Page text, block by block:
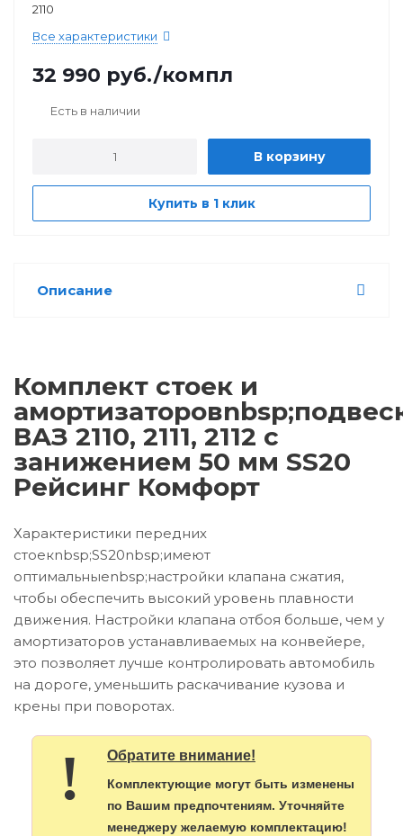
2110
Все характеристики
32 990 руб./компл
Есть в наличии
В корзину
Купить в 1 клик
Описание
Комплект стоек и
ВАЗ 2110, 2111, 2112 с
занижением 50 мм SS20
Рейсинг Комфорт
Характеристики передних
стоекnbsp;SS20nbsp;имеют
оптимальныеnbsp;настройки клапана сжатия,
чтобы обеспечить высокий уровень плавности
движения. Настройки клапана отбоя больше, чем у
амортизаторов устанавливаемых на конвейере,
это позволяет лучше контролировать автомобиль
на дороге, уменьшить раскачивание кузова и
крены при поворотах.
! Обратите внимание!
Комплектующие могут быть изменены
по Вашим предпочтениям. Уточняйте
менеджеру желаемую комплектацию!